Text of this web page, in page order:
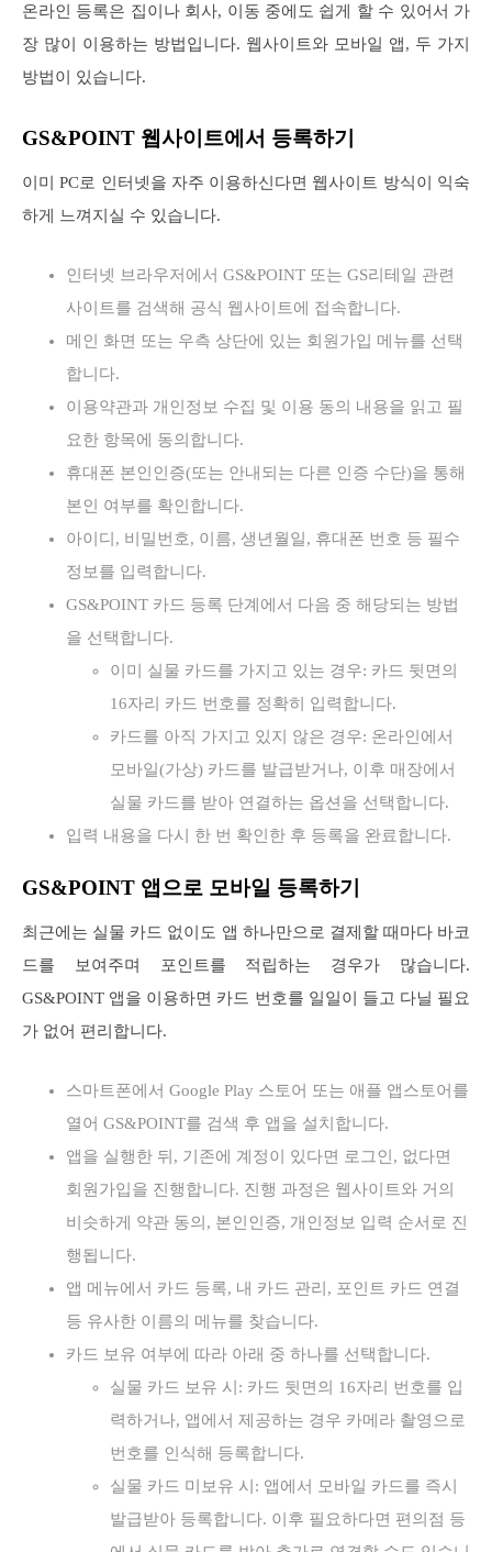
온라인 등록은 집이나 회사, 이동 중에도 쉽게 할 수 있어서 가
장 많이 이용하는 방법입니다. 웹사이트와 모바일 앱, 두 가지
방법이 있습니다.
GS&POINT 웹사이트에서 등록하기
이미 PC로 인터넷을 자주 이용하신다면 웹사이트 방식이 익숙
하게 느껴지실 수 있습니다.
인터넷 브라우저에서 GS&POINT 또는 GS리테일 관련
사이트를 검색해 공식 웹사이트에 접속합니다.
메인 화면 또는 우측 상단에 있는 회원가입 메뉴를 선택
합니다.
이용약관과 개인정보 수집 및 이용 동의 내용을 읽고 필
요한 항목에 동의합니다.
휴대폰 본인인증(또는 안내되는 다른 인증 수단)을 통해
본인 여부를 확인합니다.
아이디, 비밀번호, 이름, 생년월일, 휴대폰 번호 등 필수
정보를 입력합니다.
GS&POINT 카드 등록 단계에서 다음 중 해당되는 방법
을 선택합니다.
이미 실물 카드를 가지고 있는 경우: 카드 뒷면의
16자리 카드 번호를 정확히 입력합니다.
카드를 아직 가지고 있지 않은 경우: 온라인에서
모바일(가상) 카드를 발급받거나, 이후 매장에서
실물 카드를 받아 연결하는 옵션을 선택합니다.
입력 내용을 다시 한 번 확인한 후 등록을 완료합니다.
GS&POINT 앱으로 모바일 등록하기
최근에는 실물 카드 없이도 앱 하나만으로 결제할 때마다 바코
드를 보여주며 포인트를 적립하는 경우가 많습니다.
GS&POINT 앱을 이용하면 카드 번호를 일일이 들고 다닐 필요
가 없어 편리합니다.
스마트폰에서 Google Play 스토어 또는 애플 앱스토어를
열어 GS&POINT를 검색 후 앱을 설치합니다.
앱을 실행한 뒤, 기존에 계정이 있다면 로그인, 없다면
회원가입을 진행합니다. 진행 과정은 웹사이트와 거의
비슷하게 약관 동의, 본인인증, 개인정보 입력 순서로 진
행됩니다.
앱 메뉴에서 카드 등록, 내 카드 관리, 포인트 카드 연결
등 유사한 이름의 메뉴를 찾습니다.
카드 보유 여부에 따라 아래 중 하나를 선택합니다.
실물 카드 보유 시: 카드 뒷면의 16자리 번호를 입
력하거나, 앱에서 제공하는 경우 카메라 촬영으로
번호를 인식해 등록합니다.
실물 카드 미보유 시: 앱에서 모바일 카드를 즉시
발급받아 등록합니다. 이후 필요하다면 편의점 등